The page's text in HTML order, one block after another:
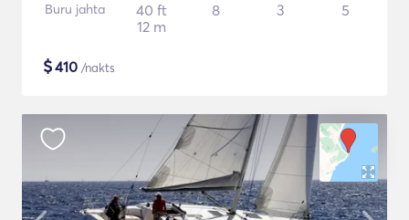
Buru jahta
40 ft
12 m
8 3 5
$410 /nakts